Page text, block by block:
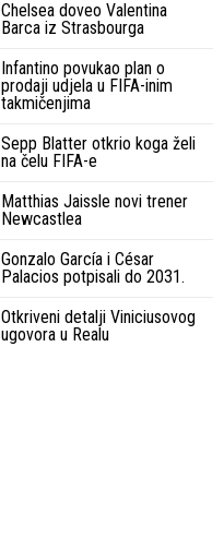
Chelsea doveo Valentina
Barca iz Strasbourga
Infantino povukao plan o
prodaji udjela u FIFA-inim
takmičenjima
Sepp Blatter otkrio koga želi
na čelu FIFA-e
Matthias Jaissle novi trener
Newcastlea
Gonzalo García i César
Palacios potpisali do 2031.
Otkriveni detalji Viniciusovog
ugovora u Realu